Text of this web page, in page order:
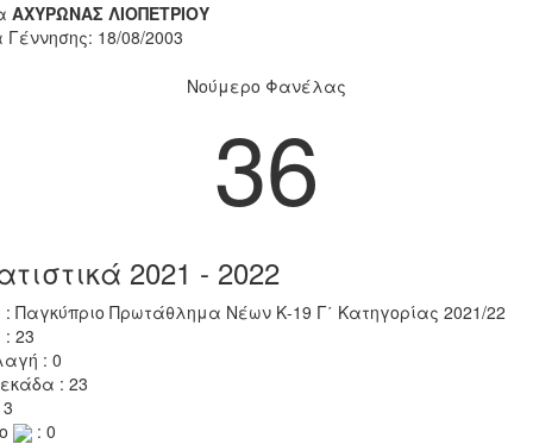
ΑΧΥΡΩΝΑΣ ΛΙΟΠΕΤΡΙΟΥ
Γέννησης: 18/08/2003
Νούμερο Φανέλας
36
2021 - 2022
: Παγκύπριο Πρωτάθλημα Νέων Κ-19 Γ΄ Κατηγορίας 2021/22
23
: 0
: 23
: 0